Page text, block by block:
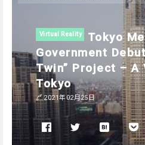
Virtual Reality
Tokyo
Government
Twin” Project –
Tokyo
2021年02月25日